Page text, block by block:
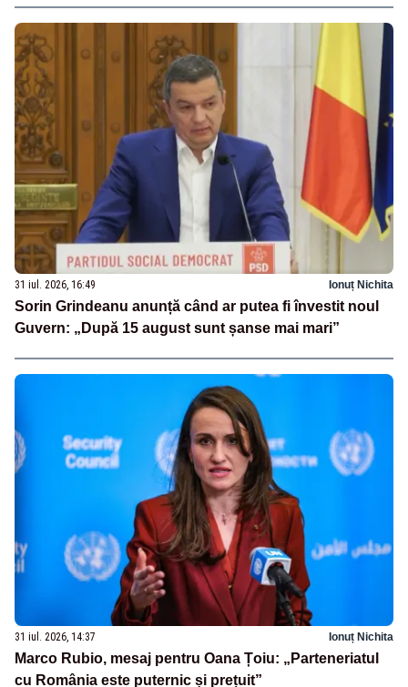
31 iul. 2026, 16:49 Ionuț Nichita
Sorin Grindeanu anunță când ar putea fi învestit noul
Guvern: „După 15 august sunt șanse mai mari”
31 iul. 2026, 14:37 Ionuț Nichita
Marco Rubio, mesaj pentru Oana Țoiu: „Parteneriatul
cu România este puternic și prețuit”